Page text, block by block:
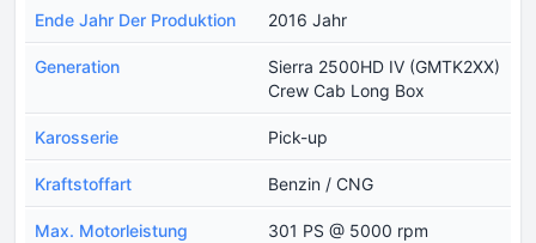
Ende Jahr Der Produktion 2016 Jahr
Generation
Sierra 2500HD IV (GMTK2XX)
Crew Cab Long Box
Karosserie Pick-up
Kraftstoffart Benzin / CNG
Max. Motorleistung 301 PS @ 5000 rpm